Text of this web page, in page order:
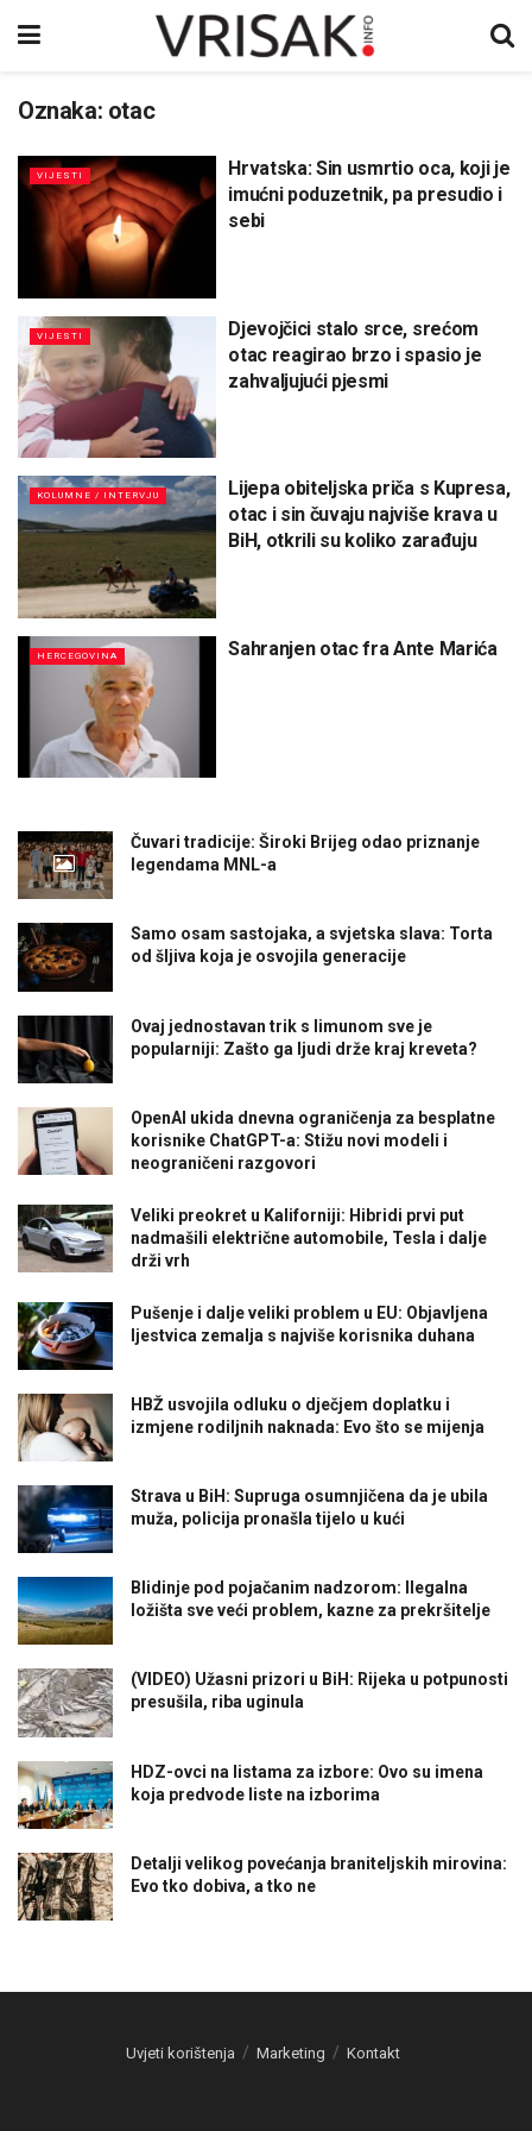
Oznaka: otac
VIJESTI
Hrvatska: Sin usmrtio oca, koji je
imućni poduzetnik, pa presudio i
sebi
VIJESTI
Djevojčici stalo srce, srećom
otac reagirao brzo i spasio je
zahvaljujući pjesmi
KOLUMNE / INTERVJU
Lijepa obiteljska priča s Kupresa,
otac i sin čuvaju najviše krava u
BiH, otkrili su koliko zarađuju
HERCEGOVINA Sahranjen otac fra Ante Marića
Čuvari tradicije: Široki Brijeg odao priznanje
legendama MNL-a
Samo osam sastojaka, a svjetska slava: Torta
od šljiva koja je osvojila generacije
Ovaj jednostavan trik s limunom sve je
popularniji: Zašto ga ljudi drže kraj kreveta?
OpenAI ukida dnevna ograničenja za besplatne
korisnike ChatGPT-a: Stižu novi modeli i
neograničeni razgovori
Veliki preokret u Kaliforniji: Hibridi prvi put
nadmašili električne automobile, Tesla i dalje
drži vrh
Pušenje i dalje veliki problem u EU: Objavljena
ljestvica zemalja s najviše korisnika duhana
HBŽ usvojila odluku o dječjem doplatku i
izmjene rodiljnih naknada: Evo što se mijenja
Strava u BiH: Supruga osumnjičena da je ubila
muža, policija pronašla tijelo u kući
Blidinje pod pojačanim nadzorom: Ilegalna
ložišta sve veći problem, kazne za prekršitelje
(VIDEO) Užasni prizori u BiH: Rijeka u potpunosti
presušila, riba uginula
HDZ-ovci na listama za izbore: Ovo su imena
koja predvode liste na izborima
Detalji velikog povećanja braniteljskih mirovina:
Evo tko dobiva, a tko ne
Uvjeti korištenja Marketing Kontakt